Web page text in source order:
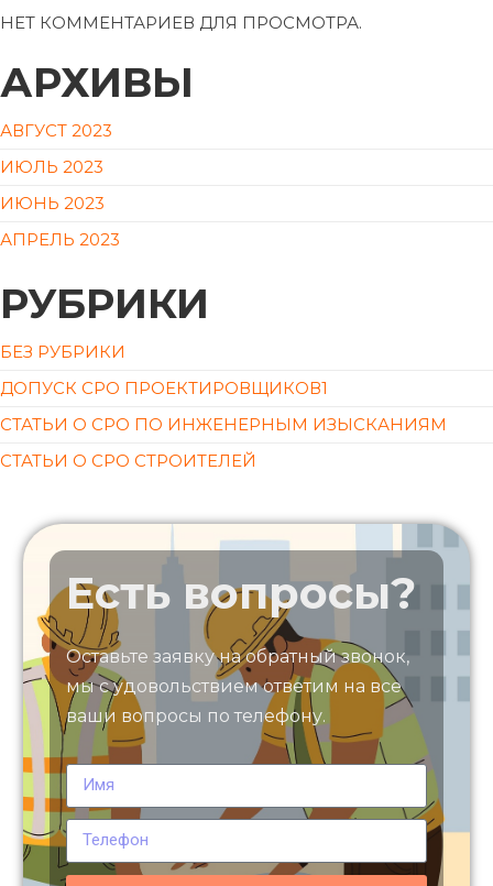
НЕТ КОММЕНТАРИЕВ ДЛЯ ПРОСМОТРА.
АРХИВЫ
АВГУСТ 2023
ИЮЛЬ 2023
ИЮНЬ 2023
АПРЕЛЬ 2023
РУБРИКИ
БЕЗ РУБРИКИ
ДОПУСК СРО ПРОЕКТИРОВЩИКОВ1
СТАТЬИ О СРО ПО ИНЖЕНЕРНЫМ ИЗЫСКАНИЯМ
СТАТЬИ О СРО СТРОИТЕЛЕЙ
Есть вопросы?
Оставьте заявку на обратный звонок,
мы с удовольствием ответим на все
ваши вопросы по телефону.